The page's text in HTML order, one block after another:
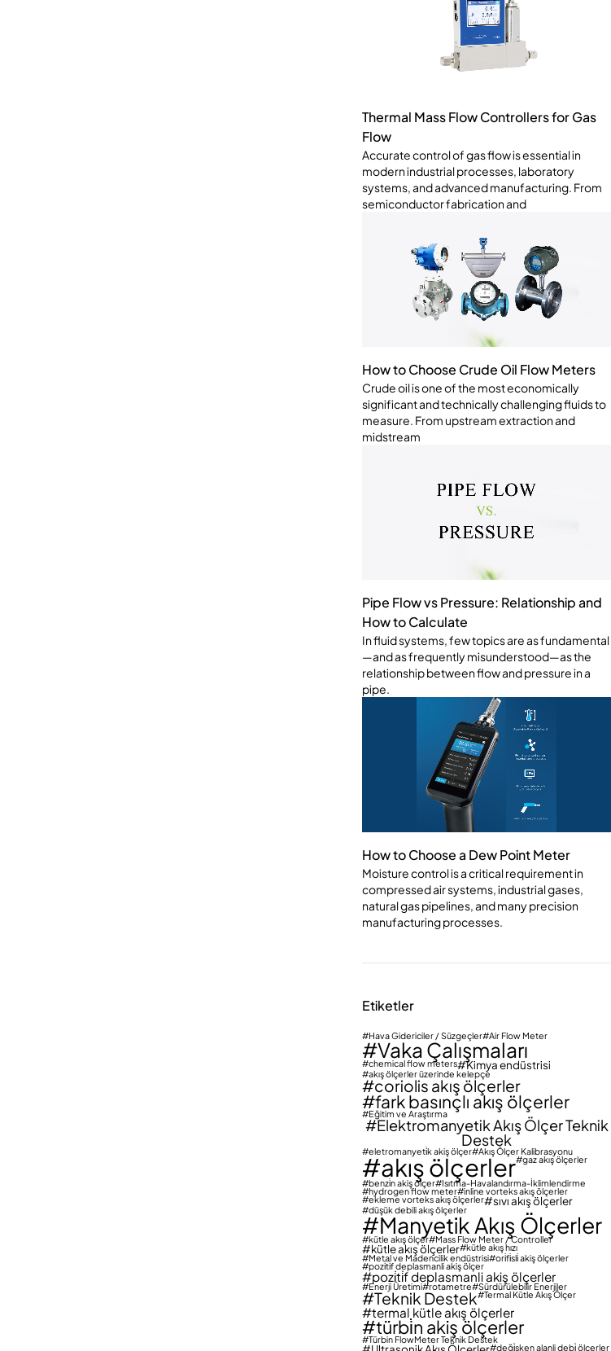
Thermal Mass Flow Controllers for Gas
Flow
Accurate control of gas flow is essential in
modern industrial processes, laboratory
systems, and advanced manufacturing. From
semiconductor fabrication and
How to Choose Crude Oil Flow Meters
Crude oil is one of the most economically
significant and technically challenging fluids to
measure. From upstream extraction and
midstream
Pipe Flow vs Pressure: Relationship and
How to Calculate
In fluid systems, few topics are as fundamental
—and as frequently misunderstood—as the
relationship between flow and pressure in a
pipe.
How to Choose a Dew Point Meter
Moisture control is a critical requirement in
compressed air systems, industrial gases,
natural gas pipelines, and many precision
manufacturing processes.
Etiketler
Hava Gidericiler / Süzgeçler Air Flow Meter
Vaka Çalışmaları
chemical flow meters Kimya endüstrisi
akış ölçerler üzerinde kelepçe
coriolis akış ölçerler
fark basınçlı akış ölçerler
Eğitim ve Araştırma
Elektromanyetik Akış Ölçer Teknik
Destek
eletromanyeti̇k akiş ölçer Akış Ölçer Kalibrasyonu
akış ölçerler gaz akış ölçerler
benzi̇n akiş ölçer Isıtma-Havalandırma-İklimlendirme
hydrogen flow meter inline vorteks akış ölçerler
ekleme vorteks akış ölçerler sıvı akış ölçerler
düşük debili akış ölçerler
Manyetik Akış Ölçerler
kütle akış ölçer Mass Flow Meter / Controller
kütle akış ölçerler
kütle akış hızı
Metal ve Madencilik endüstrisi
ori̇fi̇sli̇ akiş ölçerler
pozi̇ti̇f deplasmanli akiş ölçer
pozi̇ti̇f deplasmanli akiş ölçerler
Enerji Üretimi rotametre Sürdürülebilir Enerjiler
Teknik Destek Termal Kütle Akış Ölçer
termal kütle akış ölçerler
türbi̇n akiş ölçerler
Türbin FlowMeter Teknik Destek
deği̇şken alanli debi̇ ölçerler